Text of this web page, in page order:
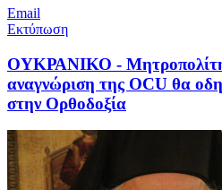
Email
Εκτύπωση
ΟΥΚΡΑΝΙΚΟ -
αναγνώριση της OCU θα
στην Ορθοδοξία